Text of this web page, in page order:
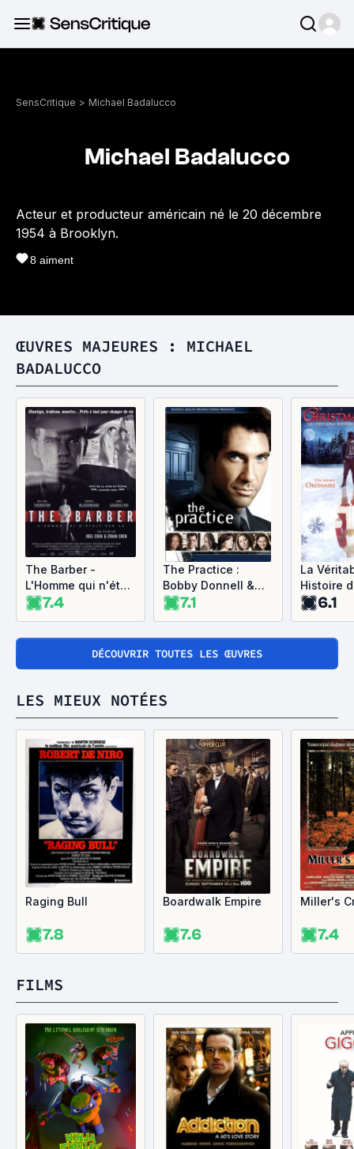
SensCritique > Michael Badalucco
Michael Badalucco
Acteur et producteur américain né le 20 décembre
1954 à Brooklyn.
8 aiment
ŒUVRES MAJEURES : MICHAEL
BADALUCCO
The Barber -
L'Homme qui n'était
pas là
7.4
The Practice :
Bobby Donnell &
Associés
7.1
La
Histoire
Noël6.1
DÉCOUVRIR TOUTES LES ŒUVRES
LES MIEUX NOTÉES
Raging Bull
7.8
Boardwalk Empire
7.6
Miller's
7.4
FILMS